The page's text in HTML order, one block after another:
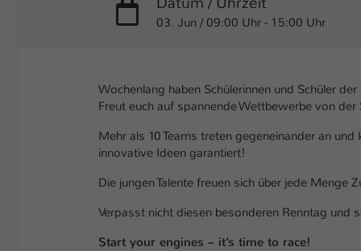
03. Jun / 09:00 Uhr - 15:00 Uhr
Wochenlang haben Schülerinnen und Schüler
Freut euch auf spannende Wettbewerbe von
Mehr als 10 Teams treten gegeneinander an
innovative Ideen garantiert!
Die jungen Talente freuen sich über jede Menge
Verpasst nicht diesen besonderen Renntag und
Start your engines – it’s time to race!